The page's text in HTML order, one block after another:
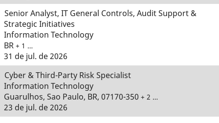
Senior Analyst, IT General Controls, Audit Support &
Strategic Initiatives
Information Technology
BR + 1 …
31 de jul. de 2026
Cyber & Third-Party Risk Specialist
Information Technology
Guarulhos, Sao Paulo, BR, 07170-350 + 2 …
23 de jul. de 2026